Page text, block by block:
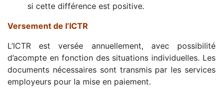
si cette différence est positive.
Versement de l’ICTR
L’ICTR est versée annuellement, avec possibilité
d’acompte en fonction des situations individuelles. Les
documents nécessaires sont transmis par les services
employeurs pour la mise en paiement.